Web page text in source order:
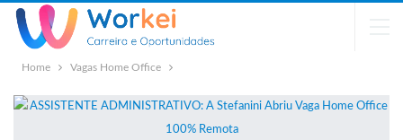
Home Vagas Home Office